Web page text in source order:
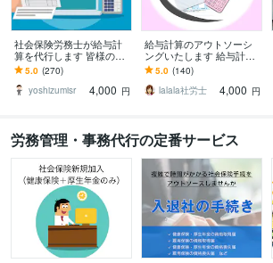
社会保険労務士が給与計
算を代行します 皆様の給
与明細書を作成します！
5.0 (270)
yoshizumisr
4,000 円
給与計算のアウトソーシ
ングいたします 給与計算
まるっとおまかせくださ
い。
5.0 (140)
lalala社労士
4,000 円
労務管理・事務代行の定番サービス